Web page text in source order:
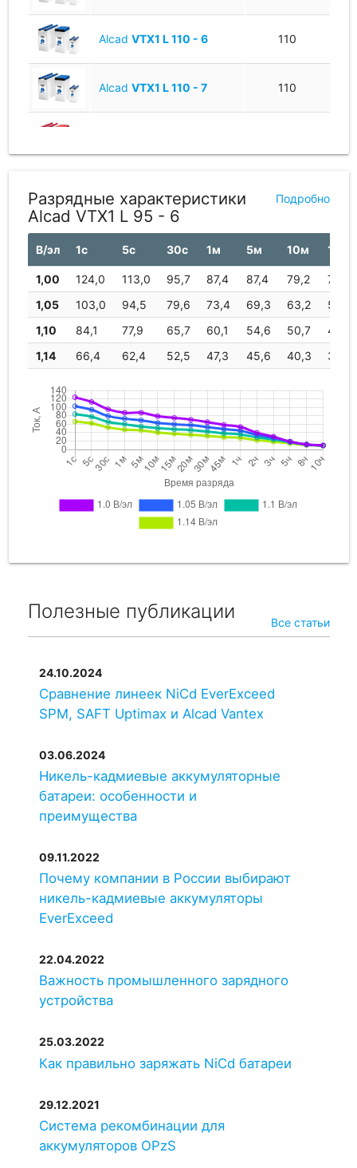
Alcad VTX1 L 110 - 6 110
Alcad VTX1 L 110 - 7 110
SAFTUP1 L 110 - 5 110
Разрядные характеристики
Alcad VTX1 L 95 - 6
Подробно
В/эл 1с 5с 30с 1м 5м 10м 15м
1,00 124,0 113,0 95,7 87,4 87,4 79,2
75,2
1,05
103,0 94,5 79,6 73,4 69,3 63,2
59,9
1,10
84,1 77,9 65,7 60,1 54,6 50,7
48,2
1,14
66,4 62,4 52,5 47,3 45,6 40,3 37,5
Полезные публикации Все статьи
24.10.2024
Сравнение линеек NiCd EverExceed
SPM, SAFT Uptimax и Alcad Vantex
03.06.2024
Никель-кадмиевые аккумуляторные
батареи: особенности и
преимущества
09.11.2022
Почему компании в России выбирают
никель-кадмиевые аккумуляторы
EverExceed
22.04.2022
Важность промышленного зарядного
устройства
25.03.2022
Как правильно заряжать NiCd батареи
29.12.2021
Система рекомбинации для
аккумуляторов OPzS